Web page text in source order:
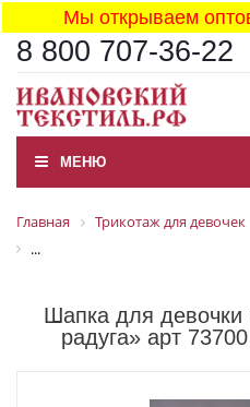
Мы открываем
8 800 707-36-22
МЕНЮ
Главная Трикотаж для девочек
...
Шапка для
радуга» арт